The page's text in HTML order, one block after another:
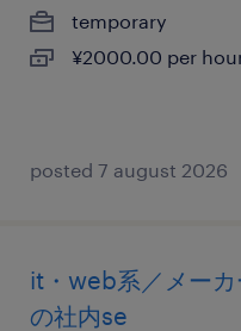
temporary
¥2000.00 per
posted 7 august 2026
it・web系／メー
の社内se